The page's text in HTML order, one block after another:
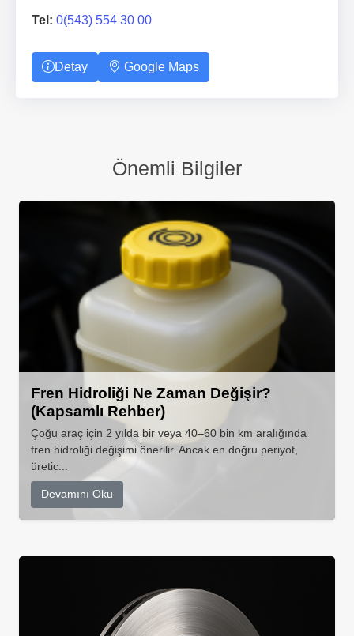
Tel: 0(543) 554 30 00
Detay Google Maps
Önemli Bilgiler
Fren Hidroliği Ne Zaman Değişir?
(Kapsamlı Rehber)
Çoğu araç için 2 yılda bir veya 40–60 bin km aralığında
fren hidroliği değişimi önerilir. Ancak en doğru periyot,
üretic...
Devamını Oku